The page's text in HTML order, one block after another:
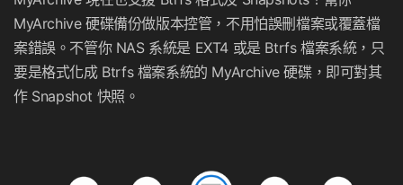
MyArchive 硬碟備份做版本控管，不用怕誤刪檔案或覆蓋檔
案錯誤。不管你 NAS 系統是 EXT4 或是 Btrfs 檔案系統，只
要是格式化成 Btrfs 檔案系統的 MyArchive 硬碟，即可對其
作 Snapshot 快照。